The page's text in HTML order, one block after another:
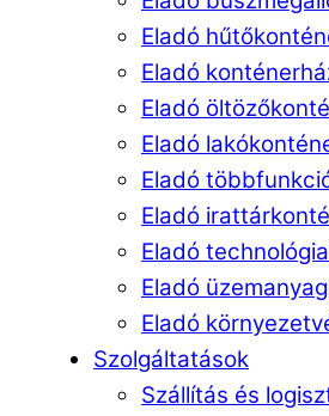
Eladó
Eladó
Eladó
Eladó
Eladó
Eladó
Eladó
Eladó
Eladó
Szolgáltatások
Szállítás és